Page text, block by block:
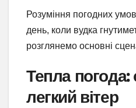
Розуміння погодних
день, коли вудка
розглянемо основні
Тепла погода:
легкий вітер